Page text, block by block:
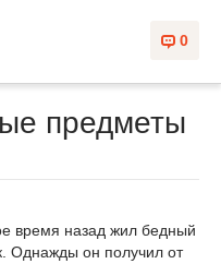
0
предметы
время назад жил бедный
Однажды он получил от